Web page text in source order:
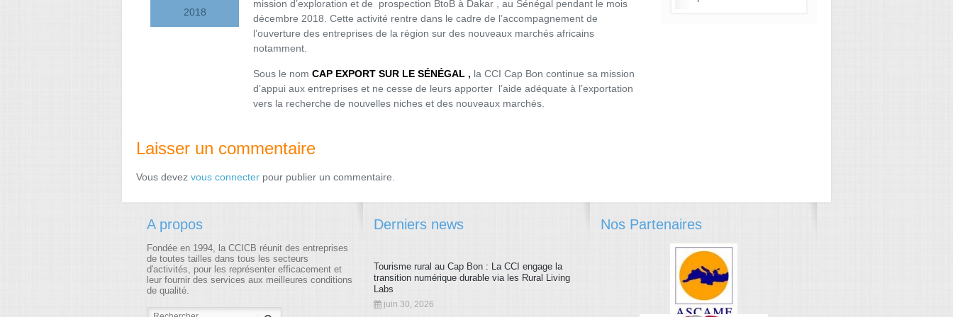
2018
mission d’exploration et de prospection BtoB à Dakar , au Sénégal pendant le mois
décembre 2018. Cette activité rentre dans le cadre de l’accompagnement de
l’ouverture des entreprises de la région sur des nouveaux marchés africains
notamment.
Sous le nom CAP EXPORT SUR LE SÉNÉGAL , la CCI Cap Bon continue sa mission
d’appui aux entreprises et ne cesse de leurs apporter l’aide adéquate à l’exportation
vers la recherche de nouvelles niches et des nouveaux marchés.
Laisser un commentaire
Vous devez vous connecter pour publier un commentaire.
A propos
Fondée en 1994, la CCICB réunit des entreprises
de toutes tailles dans tous les secteurs
d'activités, pour les représenter efficacement et
leur fournir des services aux meilleures conditions
de qualité.
Derniers news
Tourisme rural au Cap Bon : La CCI engage la
transition numérique durable via les Rural Living
Labs
juin 30, 2026
Nos Partenaires